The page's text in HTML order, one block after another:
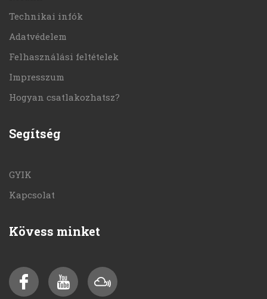
Technikai infók
Adatvédelem
Felhasználási feltételek
Impresszum
Hogyan csatlakozhatsz?
Segítség
GYIK
Kapcsolat
Kövess minket